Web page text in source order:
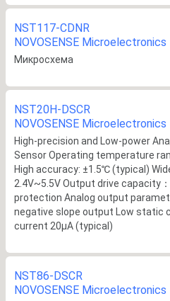
NST117-CDNR
NOVOSENSE Microelectronics
Микросхема
NST20H-DSCR
NOVOSENSE Microelectronics
High-precision and Low-power
Sensor Operating temperature
High accuracy: ±1.5℃ (typical)
2.4V~5.5V Output drive capacity
protection Analog output
negative slope output Low static
current 20μA (typical)
NST86-DSCR
NOVOSENSE Microelectronics